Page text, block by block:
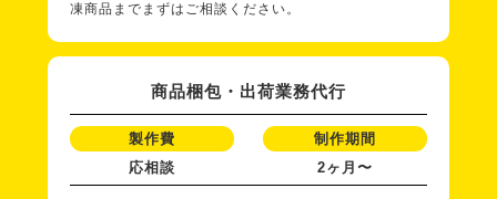
凍商品までまずはご相談ください。
商品梱包・出荷業務代行
製作費
応相談
制作期間
2ヶ月〜